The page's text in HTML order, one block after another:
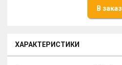
В заказ
ХАРАКТЕРИСТИКИ